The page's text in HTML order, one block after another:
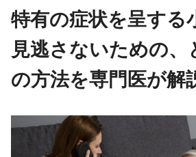
特有の症状を呈する
見逃さないための、
の方法を専門医が解